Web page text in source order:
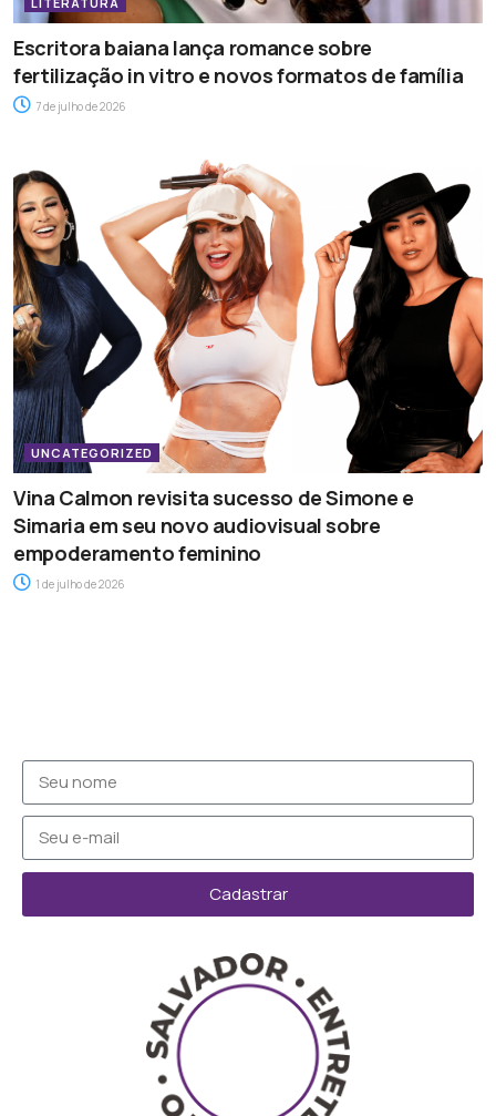
Escritora baiana lança romance sobre
fertilização in vitro e novos formatos de família
7 de julho de 2026
UNCATEGORIZED
Vina Calmon revisita sucesso de Simone e
Simaria em seu novo audiovisual sobre
empoderamento feminino
1 de julho de 2026
Cadastrar